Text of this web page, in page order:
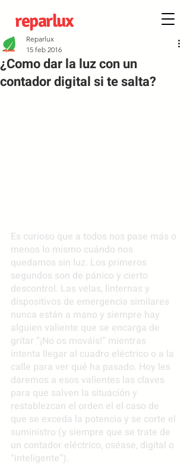
reparlux
¿Como dar la luz con un
contador digital si te salta?
Reparlux
15 feb 2016
Es curioso que a todos nos pase más o
menos lo mismo cuándo nos
quedamos sin luz. Los primeros
segundos son de pánico y cierto
descontrol. Las velas, linternas y
dispositivos de emergencia similares
nunca están a mano y siempre hay
alguien valiente que se encarga de
gritar “¡No os mováis!” mientras
intenta llegar al cuadro eléctrico o a la
calle para ver qué ha pasado. Hoy les
daremos a esos valientes las claves
para que salven la situación y
restablezcan el orden el el caso de
que se exceda la potencia y se corte el
suministro (y siempre que se trate de
un contador eléctrico, oséase, digital o
“inteligente”).